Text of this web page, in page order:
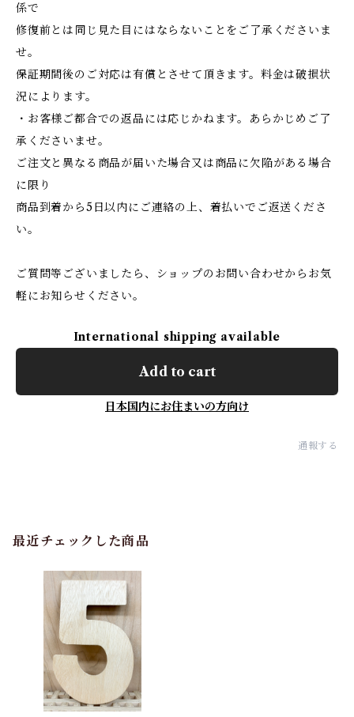
係で
修復前とは同じ見た目にはならないことをご了承くださいま
せ。
保証期間後のご対応は有償とさせて頂きます。料金は破損状
況によります。
・お客様ご都合での返品には応じかねます。あらかじめご了
承くださいませ。
ご注文と異なる商品が届いた場合又は商品に欠陥がある場合
に限り
商品到着から5日以内にご連絡の上、着払いでご返送くださ
い。
ご質問等ございましたら、ショップのお問い合わせからお気
軽にお知らせください。
International shipping available
Add to cart
日本国内にお住まいの方向け
通報する
最近チェックした商品